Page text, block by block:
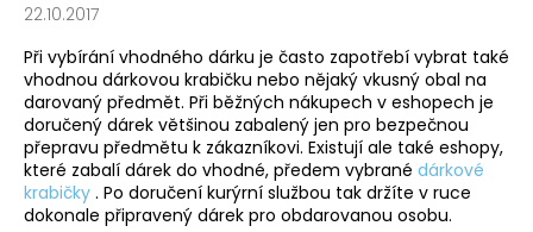
22.10.2017
Při vybírání vhodného dárku je často zapotřebí vybrat také
vhodnou dárkovou krabičku nebo nějaký vkusný obal na
darovaný předmět. Při běžných nákupech v eshopech je
doručený dárek většinou zabalený jen pro bezpečnou
přepravu předmětu k zákazníkovi. Existují ale také eshopy,
které zabalí dárek do vhodné, předem vybrané dárkové
krabičky . Po doručení kurýrní službou tak držíte v ruce
dokonale připravený dárek pro obdarovanou osobu.
t
ř
e
b
u
j
e